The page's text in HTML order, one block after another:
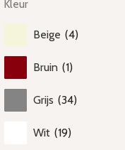
Kleur
Beige (4)
Bruin (1)
Grijs (34)
Wit (19)